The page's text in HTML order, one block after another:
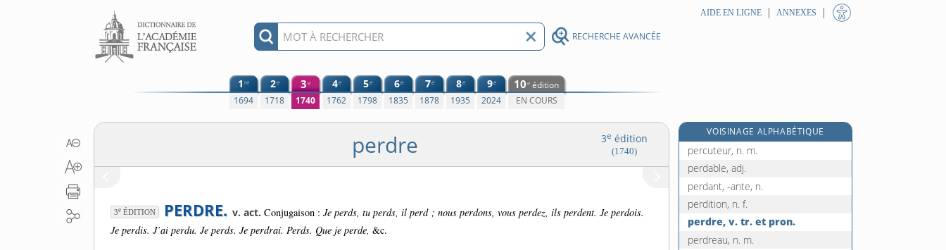
RECHERCHE AVANCÉE
Aller au contenu AIDE EN LIGNE ANNEXES
1 re
1694
2e
1718
3e
1740
4e
1762
5e
1798
6e
1835
7e
1878
8e
1935
9e
2024
10e édition
EN COURS
3e édition
(1740)
perdre
3e ÉDITION PERDRE. v. act. Conjugaison : Je perds, tu perds, il perd ; nous perdons, vous perdez, ils perdent. Je perdois.
Je perdis. J’ai perdu. Je perds. Je perdrai. Perds. Que je perde, &c.
VOISINAGE ALPHABÉTIQUE
percuter, v. tr.
percuteur, n. m.
perdable, adj.
perdant, -ante, n.
perdition, n. f.
perdre, v. tr. et pron.
perdreau, n. m.